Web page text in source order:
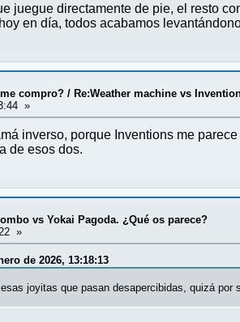
juegue directamente de pie, el resto
en día, todos acabamos
compro? / Re:Weather machine vs
»
inverso, porque Inventions me
de esos dos.
vs Yokai Pagoda. ¿Qué os parece?
»
de 2026, 13:18:13
joyitas que pasan desapercibidas, quizá